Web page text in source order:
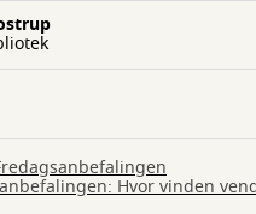
Hvor vinden